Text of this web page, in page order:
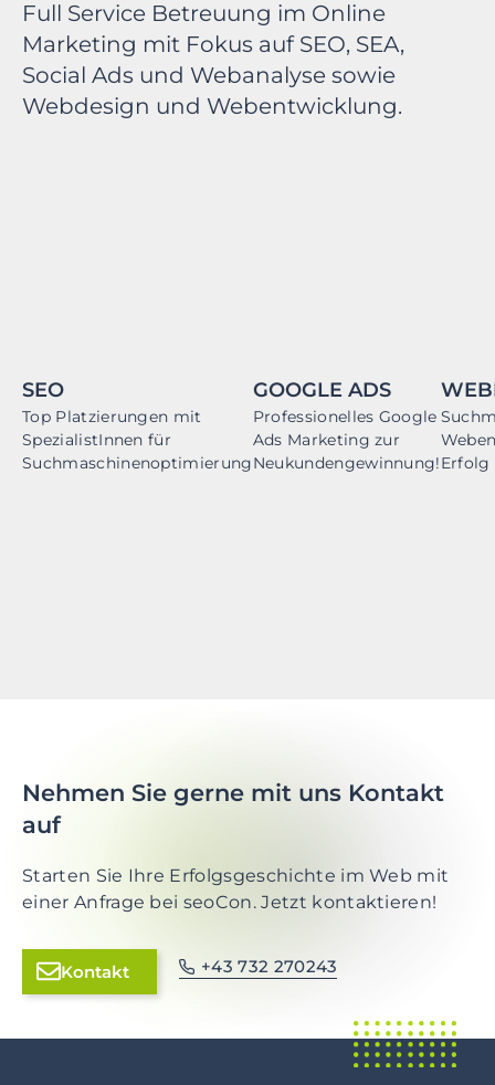
Branchen konzentrieren.
Full Service Betreuung im Online
Marketing mit Fokus auf SEO, SEA,
Social Ads und Webanalyse sowie
Webdesign und Webentwicklung.
SEO
Top Platzierungen mit
SpezialistInnen für
Suchmaschinenoptimierung
GOOGLE ADS
Professionelles Google
Ads Marketing zur
Neukundengewinnung!Erfolg
Nehmen Sie gerne mit uns Kontakt
auf
Starten Sie Ihre Erfolgsgeschichte im Web mit
einer Anfrage bei seoCon. Jetzt kontaktieren!
Kontakt +43 732 270243